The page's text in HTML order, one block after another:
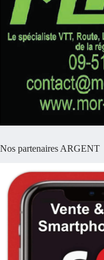
Nos partenaires ARGENT